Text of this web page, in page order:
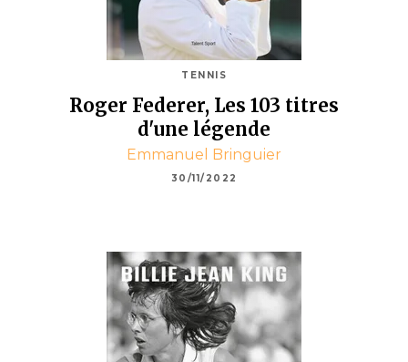
TENNIS
Roger Federer, Les 103 titres
d'une légende
Emmanuel Bringuier
30/11/2022